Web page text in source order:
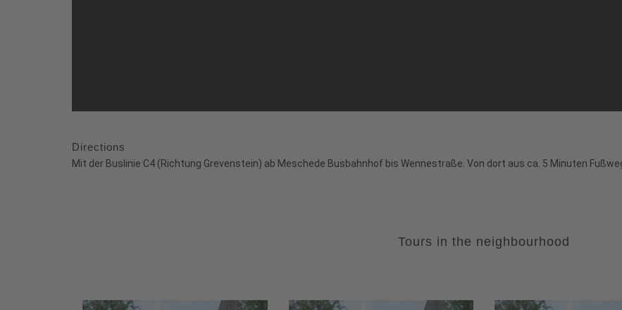
Directions
Mit der Buslinie C4 (Richtung Grevenstein) ab Meschede Busbahnhof bis Wennestraße. Von dort aus ca. 5 Minuten
Tours in the neighbourhood